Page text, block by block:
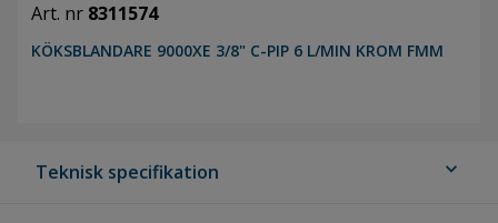
Art. nr 8311574
KÖKSBLANDARE 9000XE 3/8" C-PIP 6 L/MIN KROM FMM
Teknisk specifikation expand_more